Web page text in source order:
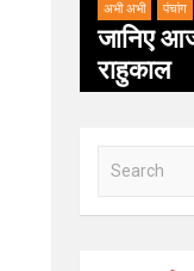
अभी अभी पंचांग
जानिए
राहुकाल
a